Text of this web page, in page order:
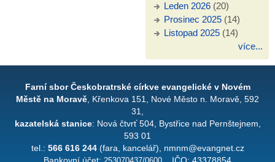
Leden 2026(20)
Prosinec 2025(14)
Listopad 2025(14)
více...
Farní sbor Českobratrské církve evangelické v Novém
Městě na Moravě , Křenkova 151, Nové Město n. Moravě, 592
31,
kazatelská stanice: Nová čtvrť 504, Bystřice nad Pernštejnem,
593 01
tel.: 566 616 244(fara, kancelář), nmnm@evangnet.cz